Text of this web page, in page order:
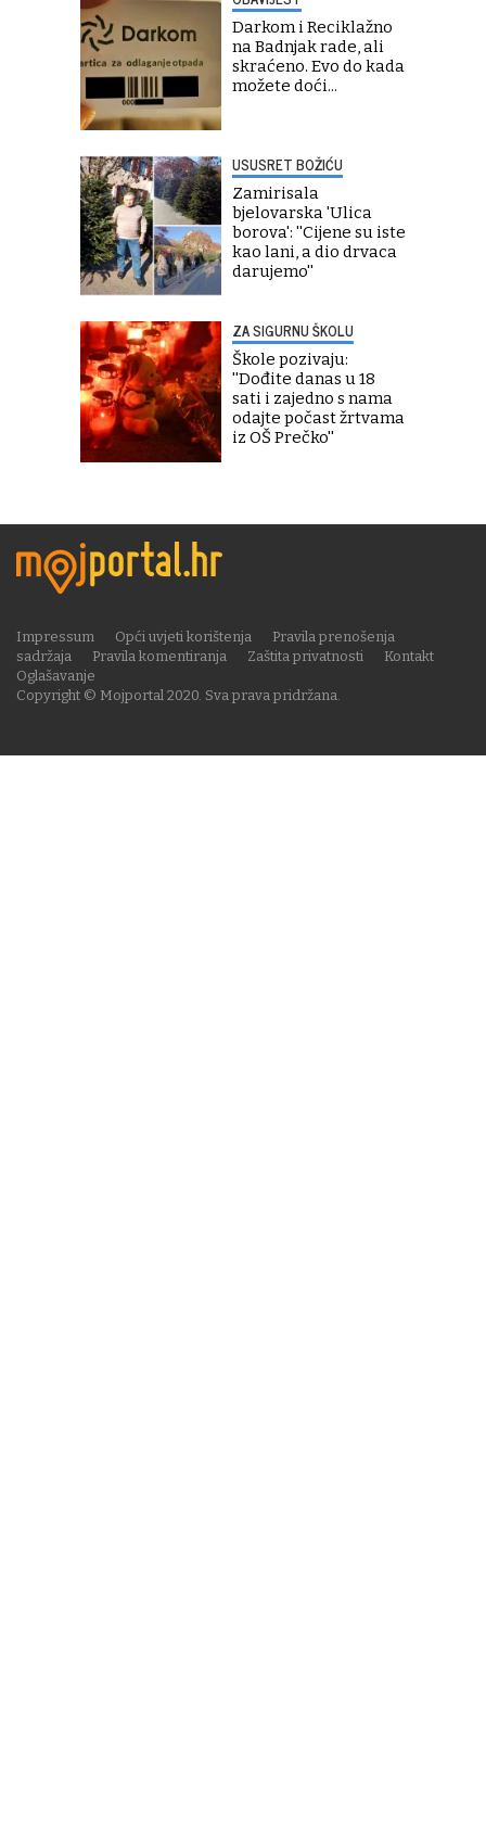
Darkom i Reciklažno
na Badnjak rade, ali
skraćeno. Evo do kada
možete doći...
USUSRET BOŽIĆU
Zamirisala
bjelovarska 'Ulica
borova': ''Cijene su iste
kao lani, a dio drvaca
darujemo''
ZA SIGURNU ŠKOLU
Škole pozivaju:
''Dođite danas u 18
sati i zajedno s nama
odajte počast žrtvama
iz OŠ Prečko''
Copyright © Mojportal 2020. Sva prava pridržana.
Impressum Opći uvjeti korištenja
Pravila prenošenja
sadržaja
Pravila komentiranja Zaštita privatnosti
Kontakt
Oglašavanje